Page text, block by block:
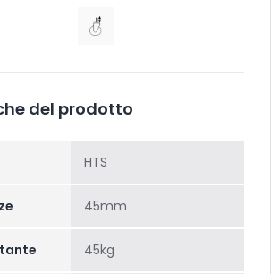
del prodotto
HTS
45mm
45kg